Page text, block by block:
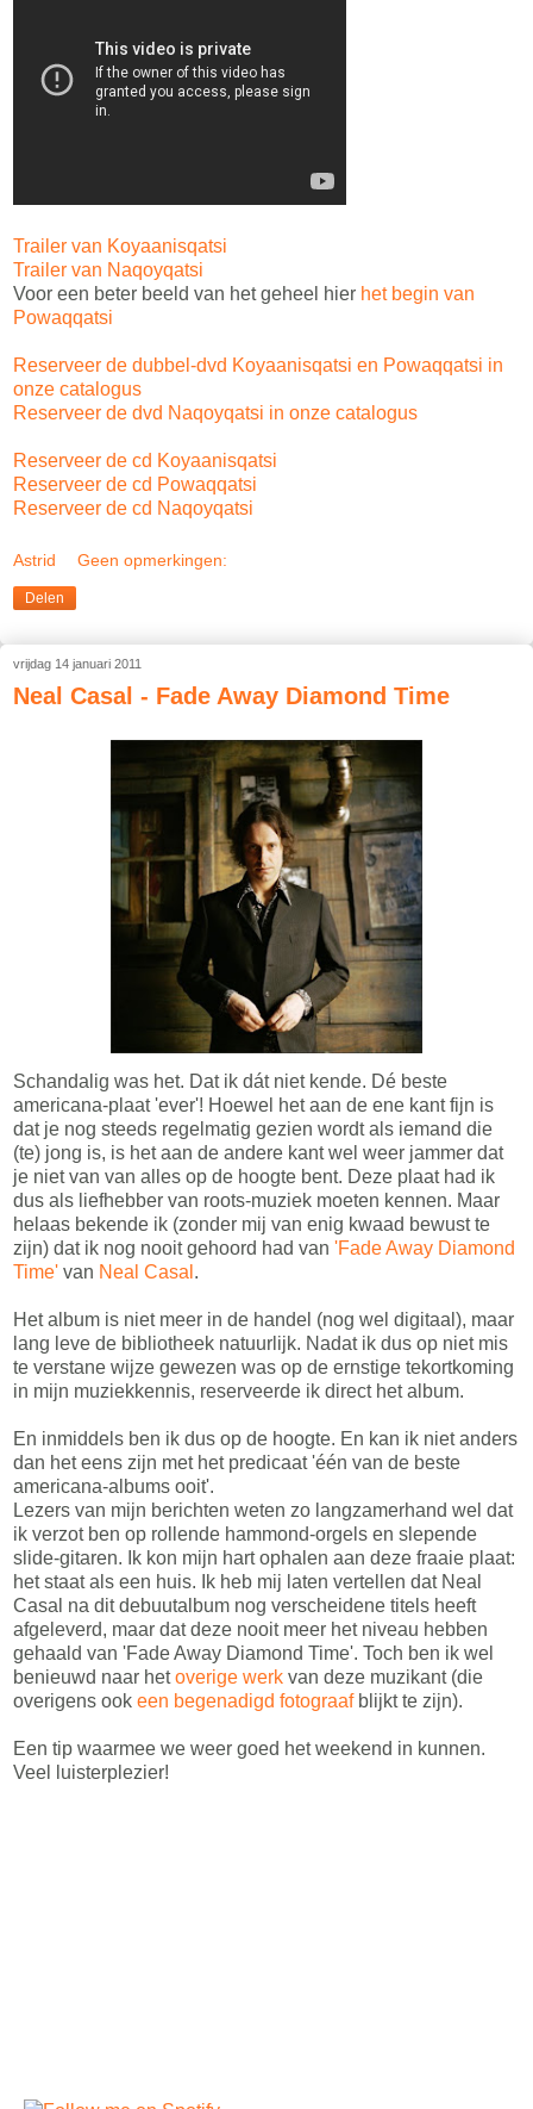
Trailer van Koyaanisqatsi
Trailer van Naqoyqatsi
Voor een beter beeld van het geheel hier het begin van
Powaqqatsi
Reserveer de dubbel-dvd Koyaanisqatsi en Powaqqatsi in
onze catalogus
Reserveer de dvd Naqoyqatsi in onze catalogus
Reserveer de cd Koyaanisqatsi
Reserveer de cd Powaqqatsi
Reserveer de cd Naqoyqatsi
Astrid Geen opmerkingen:
Delen
vrijdag 14 januari 2011
Neal Casal - Fade Away Diamond Time
Schandalig was het. Dat ik dát niet kende. Dé beste
americana-plaat 'ever'! Hoewel het aan de ene kant fijn is
dat je nog steeds regelmatig gezien wordt als iemand die
(te) jong is, is het aan de andere kant wel weer jammer dat
je niet van van alles op de hoogte bent. Deze plaat had ik
dus als liefhebber van roots-muziek moeten kennen. Maar
helaas bekende ik (zonder mij van enig kwaad bewust te
zijn) dat ik nog nooit gehoord had van 'Fade Away Diamond
Time' van Neal Casal .
Het album is niet meer in de handel (nog wel digitaal), maar
lang leve de bibliotheek natuurlijk. Nadat ik dus op niet mis
te verstane wijze gewezen was op de ernstige tekortkoming
in mijn muziekkennis, reserveerde ik direct het album.
En inmiddels ben ik dus op de hoogte. En kan ik niet anders
dan het eens zijn met het predicaat 'één van de beste
americana-albums ooit'.
Lezers van mijn berichten weten zo langzamerhand wel dat
ik verzot ben op rollende hammond-orgels en slepende
slide-gitaren. Ik kon mijn hart ophalen aan deze fraaie plaat:
het staat als een huis. Ik heb mij laten vertellen dat Neal
Casal na dit debuutalbum nog verscheidene titels heeft
afgeleverd, maar dat deze nooit meer het niveau hebben
gehaald van 'Fade Away Diamond Time'. Toch ben ik wel
benieuwd naar hetoverige werk van deze muzikant (die
overigens ook een begenadigd fotograafblijkt te zijn).
Een tip waarmee we weer goed het weekend in kunnen.
Veel luisterplezier!